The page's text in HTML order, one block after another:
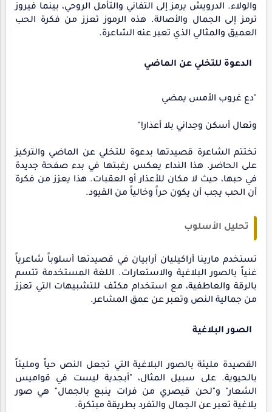
والولاء. الدرويش يرمز إلى التفاني والتأمل الروحي، بينما فيروز
ترمز إلى الجمال والأصالة. هذه الرموز تعزز من فكرة الحب
العميق والمثالي الذي تعبر عنه الشاعرة.
الدعوة للتخلي عن الماضي
"دع غروب الأمس يمضي
وتعال أسكن وجداني بلا أعذار!"
تختتم الشاعرة قصيدتها بدعوة للتخلي عن الماضي والتركيز
على الحاضر. هذا النداء يعكس رغبتها في بدء صفحة جديدة
في حبها، حيث لا مكان للأعذار أو العقبات. هذا يعزز من فكرة
أن الحب يجب أن يكون حراً وخالياً من القيود.
تحليل الأسلوب
تستخدم مارينا أراكيليان أرابيان في قصيدتها أسلوباً شاعرياً
غنياً بالصور البلاغية والاستعارات. اللغة المستخدمة تتسم
بالرقة والعاطفية، مع استخدام مكثف للتشبيهات التي تعزز
من جمالية النص وتعبر عن عمق المشاعر.
الصور البلاغية
القصيدة مليئة بالصور البلاغية التي تجعل النص حياً ومليئاً
بالحيوية. على سبيل المثال، "أبجدية ليست في قواميس
الشعار" و"لحن قيصري من فرات ينبع بالجمال" هي صور
بلاغية تعبر عن الجمال والتفرد بطريقة مبتكرة.